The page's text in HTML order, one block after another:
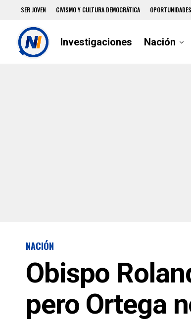
SER JOVEN CIVISMO Y CULTURA DEMOCRÁTICA OPORTUNIDADES
Investigaciones Nación
NACIÓN
Obispo
pero Ortega